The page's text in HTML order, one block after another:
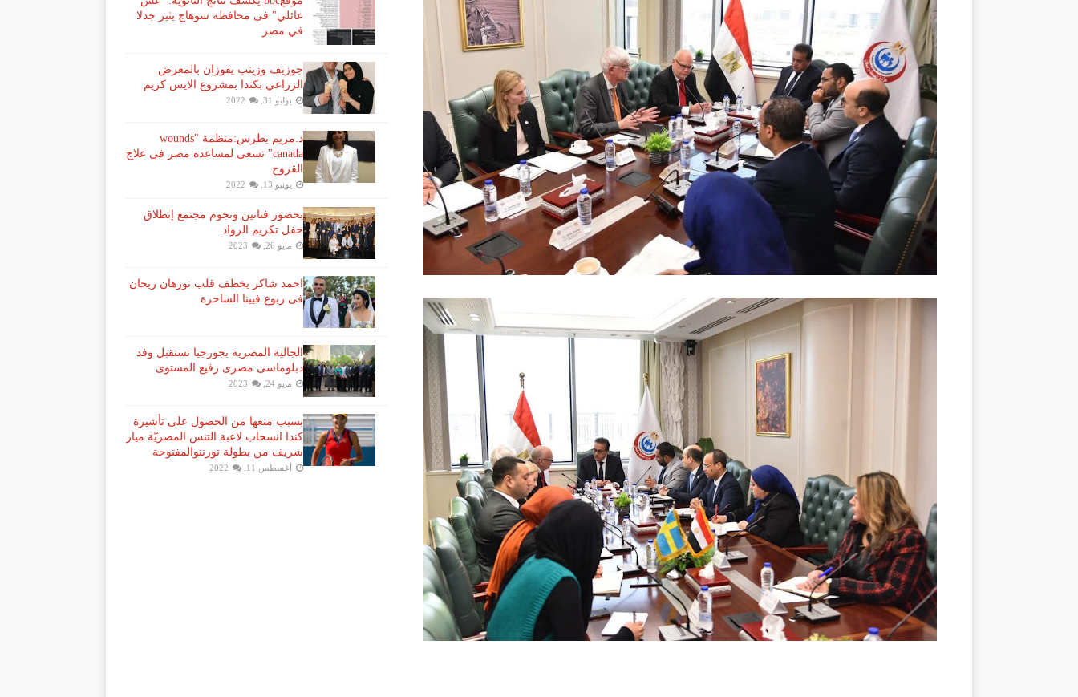
عائلي" فى محافظة سوهاج يثير جدلا
في مصر
جوزيف وزينب يفوزان بالمعرض
الزراعي بكندا بمشروع الايس كريم
يوليو 31, 2022
د.مريم بطرس:منظمة "wounds
canada" تسعى لمساعدة مصر فى علاج
القروح
يونيو 13, 2022
بحضور فنانين ونجوم مجتمع إنطلاق
حفل تكريم الرواد
مايو 26, 2023
احمد شاكر يخطف قلب نورهان ريحان
فى ربوع فيينا الساحرة
الجالية المصرية بجورجيا تستقبل وفد
دبلوماسى مصرى رفيع المستوى
مايو 24, 2023
بسبب منعها من الحصول على تأشيرة
كندا انسحاب لاعبة ​التنس​ المصريّة ​ميار
شريف​ من بطولة ​تورنتو​المفتوحة
أغسطس 11, 2022